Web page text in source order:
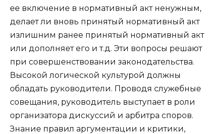
ее включение в нормативный акт ненужным,
делает ли вновь принятый нормативный акт
излишним ранее принятый нормативный акт
или дополняет его и т.д. Эти вопросы решают
при совершенствовании законодательства.
Высокой логической культурой должны
обладать руководители. Проводя служебные
совещания, руководитель выступает в роли
организатора дискуссий и арбитра споров.
Знание правил аргументации и критики,